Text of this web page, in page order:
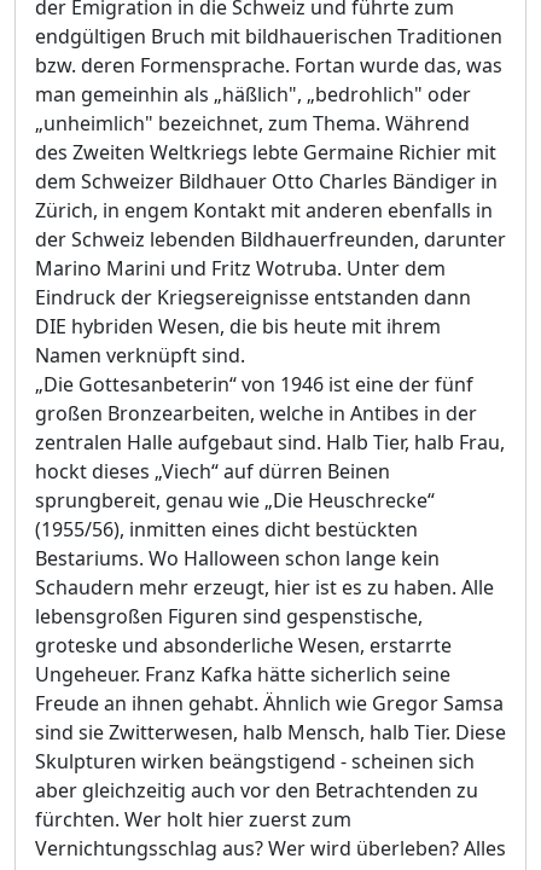
der Emigration in die Schweiz und führte zum
endgültigen Bruch mit bildhauerischen Traditionen
bzw. deren Formensprache. Fortan wurde das, was
man gemeinhin als „häßlich", „bedrohlich" oder
„unheimlich" bezeichnet, zum Thema. Während
des Zweiten Weltkriegs lebte Germaine Richier mit
dem Schweizer Bildhauer Otto Charles Bändiger in
Zürich, in engem Kontakt mit anderen ebenfalls in
der Schweiz lebenden Bildhauerfreunden, darunter
Marino Marini und Fritz Wotruba. Unter dem
Eindruck der Kriegsereignisse entstanden dann
DIE hybriden Wesen, die bis heute mit ihrem
Namen verknüpft sind.
„Die Gottesanbeterin“ von 1946 ist eine der fünf
großen Bronzearbeiten, welche in Antibes in der
zentralen Halle aufgebaut sind. Halb Tier, halb Frau,
hockt dieses „Viech“ auf dürren Beinen
sprungbereit, genau wie „Die Heuschrecke“
(1955/56), inmitten eines dicht bestückten
Bestariums. Wo Halloween schon lange kein
Schaudern mehr erzeugt, hier ist es zu haben. Alle
lebensgroßen Figuren sind gespenstische,
groteske und absonderliche Wesen, erstarrte
Ungeheuer. Franz Kafka hätte sicherlich seine
Freude an ihnen gehabt. Ähnlich wie Gregor Samsa
sind sie Zwitterwesen, halb Mensch, halb Tier. Diese
Skulpturen wirken beängstigend - scheinen sich
aber gleichzeitig auch vor den Betrachtenden zu
fürchten. Wer holt hier zuerst zum
Vernichtungsschlag aus? Wer wird überleben? Alles